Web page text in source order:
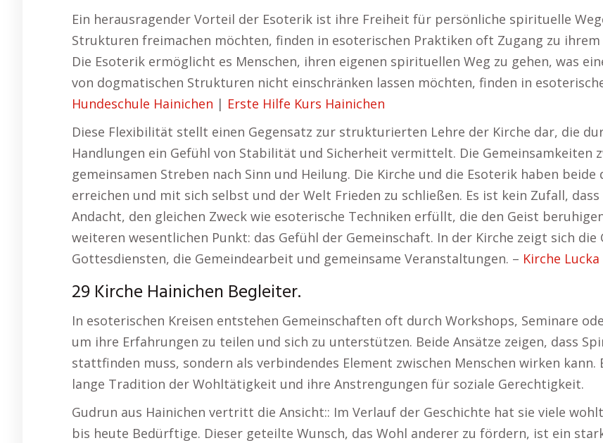
Ein herausragender Vorteil der Esoterik ist ihre Freiheit für persönliche spirituelle
Strukturen freimachen möchten, finden in esoterischen Praktiken oft Zugang zu ihrem
Die Esoterik ermöglicht es Menschen, ihren eigenen spirituellen Weg zu gehen, was
von dogmatischen Strukturen nicht einschränken lassen möchten, finden in
Hundeschule Hainichen | Erste Hilfe Kurs Hainichen
Diese Flexibilität stellt einen Gegensatz zur strukturierten Lehre der Kirche dar, die
Handlungen ein Gefühl von Stabilität und Sicherheit vermittelt. Die Gemeinsamkeiten
gemeinsamen Streben nach Sinn und Heilung. Die Kirche und die Esoterik haben
erreichen und mit sich selbst und der Welt Frieden zu schließen. Es ist kein Zufall,
Andacht, den gleichen Zweck wie esoterische Techniken erfüllt, die den Geist
weiteren wesentlichen Punkt: das Gefühl der Gemeinschaft. In der Kirche zeigt sich
Gottesdiensten, die Gemeindearbeit und gemeinsame Veranstaltungen. – Kirche Lucka
29 Kirche Hainichen Begleiter.
In esoterischen Kreisen entstehen Gemeinschaften oft durch Workshops, Seminare
um ihre Erfahrungen zu teilen und sich zu unterstützen. Beide Ansätze zeigen, dass
stattfinden muss, sondern als verbindendes Element zwischen Menschen wirken
lange Tradition der Wohltätigkeit und ihre Anstrengungen für soziale Gerechtigkeit.
Gudrun aus Hainichen vertritt die Ansicht:: Im Verlauf der Geschichte hat sie viele
bis heute Bedürftige. Dieser geteilte Wunsch, das Wohl anderer zu fördern, ist ein